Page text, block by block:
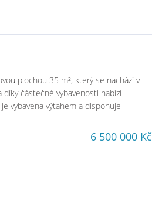
plochou 35 m², který se nachází v
částečné vybavenosti nabízí
vybavena výtahem a disponuje
6 500 000 Kč